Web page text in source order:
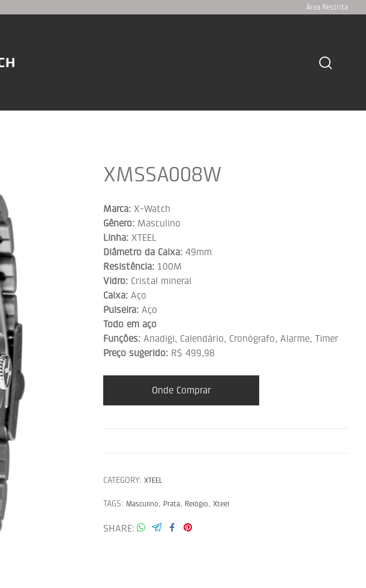
Área Restrita
XMSSA008W
Marca: X-Watch
Gênero: Masculino
Linha: XTEEL
Diâmetro da Caixa: 49mm
Resistência: 100M
Vidro: Cristal mineral
Caixa: Aço
Pulseira: Aço
Todo em aço
Funções: Anadigi, Calendário, Cronógrafo, Alarme, Timer
Preço sugerido: R$ 499,98
Onde Comprar
CATEGORY: XTEEL
TAGS: Masculino, Prata, Relógio, Xteel
SHARE